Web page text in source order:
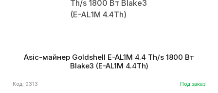
Asic-майнер Goldshell E-AL1M 4.4 Th/s 1800 Вт
Blake3 (E-AL1M 4.4Th)
Код: 0313 Под заказ